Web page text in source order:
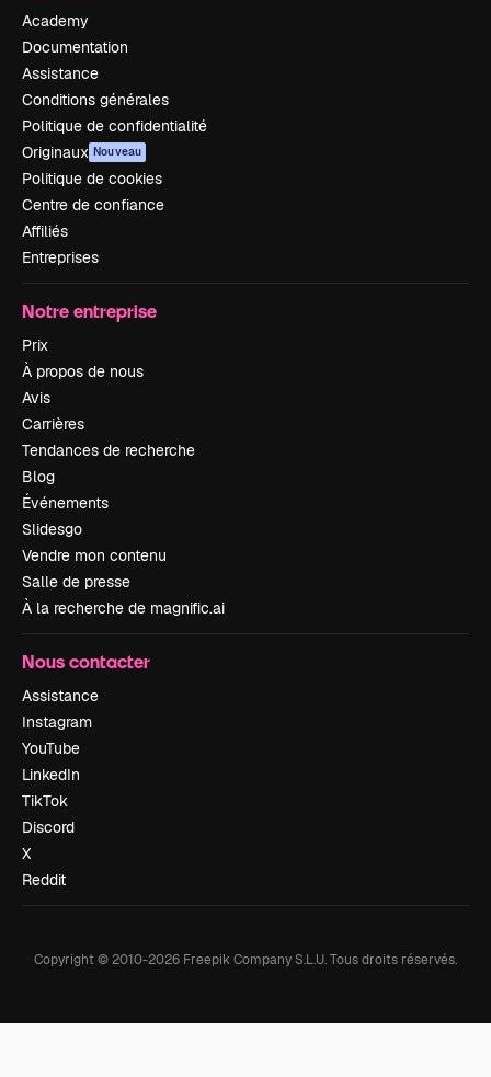
Academy
Documentation
Assistance
Conditions générales
Politique de confidentialité
Originaux Nouveau
Politique de cookies
Centre de confiance
Affiliés
Entreprises
Notre entreprise
Prix
À propos de nous
Avis
Carrières
Tendances de recherche
Blog
Événements
Slidesgo
Vendre mon contenu
Salle de presse
À la recherche de magnific.ai
Nous contacter
Assistance
Instagram
YouTube
LinkedIn
TikTok
Discord
X
Reddit
Copyright © 2010-2026 Freepik Company S.L.U.Tous droits réservés.